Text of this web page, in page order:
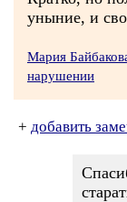
уныние, и
Мария
нарушении
+ добавить